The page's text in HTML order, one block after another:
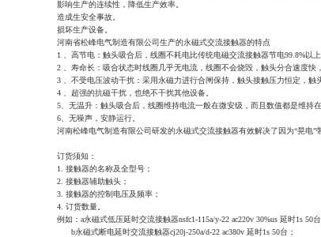
影响生产的连续性，降低生产效率。
造成生安全事故。
损坏生产设备。
河南省松峰电气制造有限公司生产的永磁式交流接触器的特点
1 、高节电：触头吸合后，线圈不耗电比传统电磁交流接触器节电99.8%以上
2 、寿命长：吸合状态时线圈几乎无电流，线圈不会烧毁，触头分合速度
3 、不受电压波动干扰：采用永磁力进行合闸保持，触头接触压力恒定，触
4 、超强的抗磁干扰，也绝不干扰其他设备。
5、无温升：触头吸合后，线圈维持电流一般在微安级，而且数值都是维持
6、无噪声，安静运行。
河南松峰电气制造有限公司研发的永磁式交流接触器有效解决了因为“晃电
订货须知：
1. 接触器的名称及全型号；
2. 接触器辅助触头；
3. 接触器的控制电压及频率；
4. 订货数量。
例如：a永磁式低压延时交流接触器nsfc1-115a/y-22 ac220v 30%us 延时1s 50台
b永磁式断电延时交流接触器cj20j-250a/d-22 ac380v 延时1s 50台；